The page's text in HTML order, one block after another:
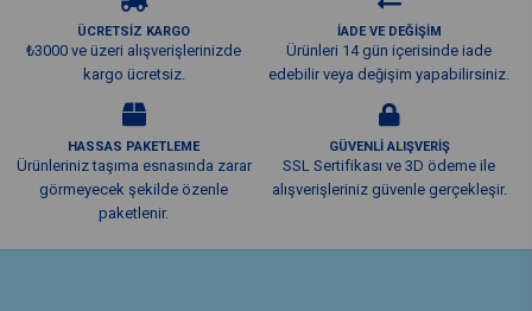
ÜCRETSİZ KARGO
₺3000 ve üzeri alışverişlerinizde
kargo ücretsiz.
İADE VE DEĞİŞİM
Ürünleri 14 gün içerisinde iade
edebilir veya değişim yapabilirsiniz.
HASSAS PAKETLEME
Ürünleriniz taşıma esnasında zarar
görmeyecek şekilde özenle
paketlenir.
GÜVENLİ ALIŞVERİŞ
SSL Sertifikası ve 3D ödeme ile
alışverişleriniz güvenle gerçekleşir.